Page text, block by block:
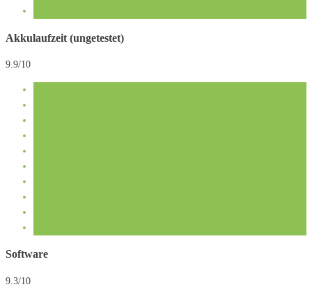
Akkulaufzeit (ungetestet)
9.9/10
Software
9.3/10